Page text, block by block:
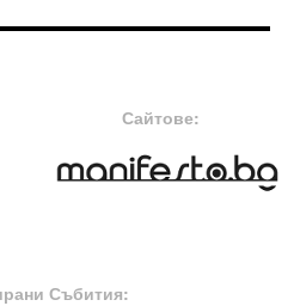
Сайтове:
Събития: